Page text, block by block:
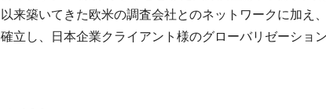
以来築いてきた欧米の調査会社とのネットワークに加え
確立し、日本企業クライアント様のグローバリゼーショ